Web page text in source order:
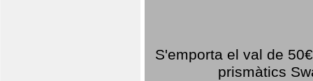
S'emporta el val de
prismàtics